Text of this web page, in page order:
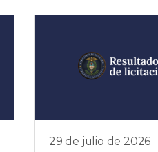
29 de julio de 2026